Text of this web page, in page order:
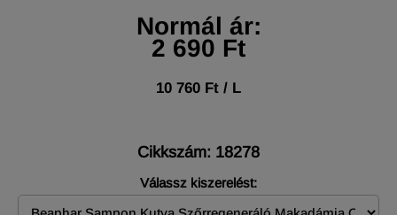
Normál ár:
2 690 Ft
10 760 Ft / L
Cikkszám: 18278
Válassz kiszerelést: